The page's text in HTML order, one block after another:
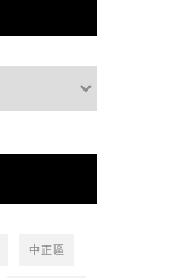
中正區